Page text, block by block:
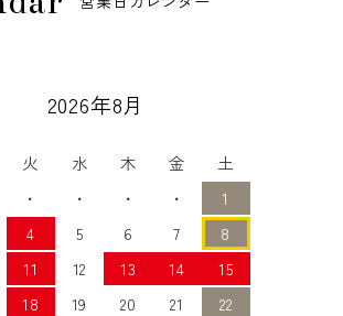
2026年8月
火 水 木 金
土
・ ・ ・ ・
1
4 5 6 7
8
11 12 13 14
15
18 19 20 21
22